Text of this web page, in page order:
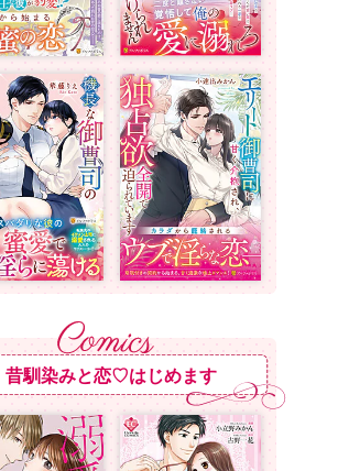
昔馴染みと恋♡はじめます